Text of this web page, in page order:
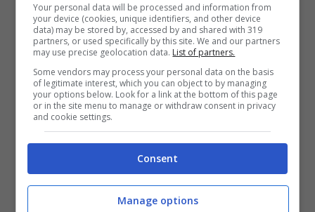
Matteo Ranieri e Federica Aversano-tipiu-14/03/2022
Your personal data will be processed and information from
your device (cookies, unique identifiers, and other device
data) may be stored by, accessed by and shared with 319
partners, or used specifically by this site. We and our partners
may use precise geolocation data. List of partners.
Some vendors may process your personal data on the basis
of legitimate interest, which you can object to by managing
your options below. Look for a link at the bottom of this page
or in the site menu to manage or withdraw consent in privacy
and cookie settings.
Consent
Manage options